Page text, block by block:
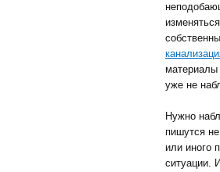
материалы
уже не
Нужно
пишутся
или иного
ситуации.